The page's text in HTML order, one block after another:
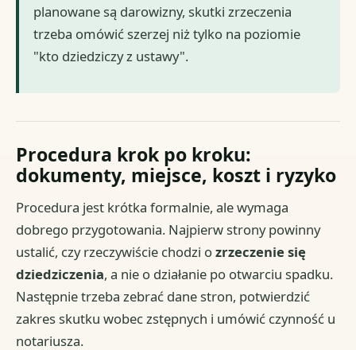
planowane są darowizny, skutki zrzeczenia
trzeba omówić szerzej niż tylko na poziomie
"kto dziedziczy z ustawy".
Procedura krok po kroku:
dokumenty, miejsce, koszt i ryzyko
Procedura jest krótka formalnie, ale wymaga
dobrego przygotowania. Najpierw strony powinny
ustalić, czy rzeczywiście chodzi ozrzeczenie się
dziedziczenia, a nie o działanie po otwarciu spadku.
Następnie trzeba zebrać dane stron, potwierdzić
zakres skutku wobec zstępnych i umówić czynność u
notariusza.